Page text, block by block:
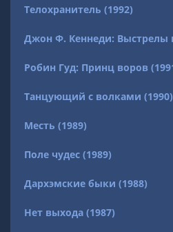
Телохранитель (1992)
Джон Ф. Кеннеди: Выстрелы
Робин Гуд: Принц воров
Танцующий с волками (1990)
Месть (1989)
Поле чудес (1989)
Дархэмские быки (1988)
Нет выхода (1987)